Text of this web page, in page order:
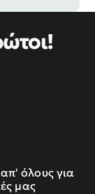
όλους για
μας